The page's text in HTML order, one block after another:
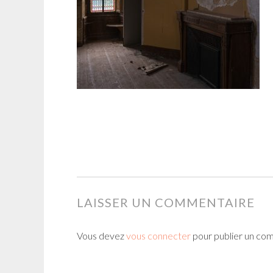
LAISSER UN COMMENTAIRE
Vous devezvous connecter pour publier un